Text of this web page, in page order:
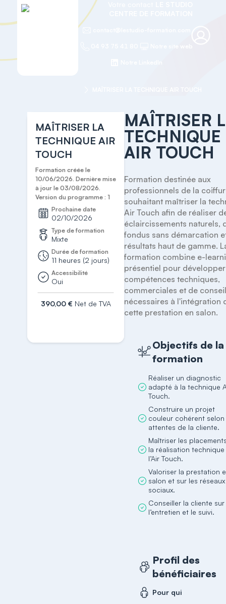
MAÎTRISER LA
TECHNIQUE AIR
TOUCH
Formation créée le
10/06/2026. Dernière mise
à jour le 03/08/2026.
Version du programme : 1
Prochaine date
02/10/2026
Type de formation
Mixte
Durée de formation
11 heures (2 jours)
Accessibilité
Oui
390,00 € Net de TVA
MAÎTRISER
TECHNIQUE
AIR TOUCH
Formation destinée aux
professionnels de la
souhaitant maîtriser la
Air Touch afin de réaliser
éclaircissements naturels,
fondus sans démarcation
résultats haut de gamme.
formation combine e-
présentiel pour
compétences techniques,
commerciales et de
nécessaires à l'intégration
cette prestation en salon.
Objectifs de la
formation
Réaliser un diagnostic
adapté à la technique
Touch.
Construire un projet
couleur cohérent selon
attentes de la cliente.
Maîtriser les
la réalisation
l’Air Touch.
Valoriser la prestation
salon et sur les réseaux
sociaux.
Conseiller la cliente sur
l’entretien et le suivi.
Profil des
bénéficiaires
Pour qui